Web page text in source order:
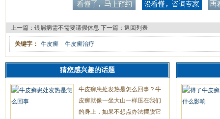
上一篇： 银屑病需不需要请假休息 下一篇： 返回列表
关键字： 牛皮癣 牛皮癣治疗
猜您感兴趣的话题
牛皮癣患处发热是怎么回事？牛
皮癣就像一坐大山一样压在我们
的身上，如果不想点办法摆脱它